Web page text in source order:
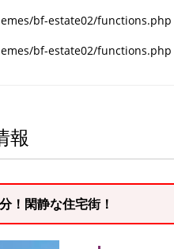
bf-estate02/functions.php
bf-estate02/functions.php
報
！閑静な住宅街！